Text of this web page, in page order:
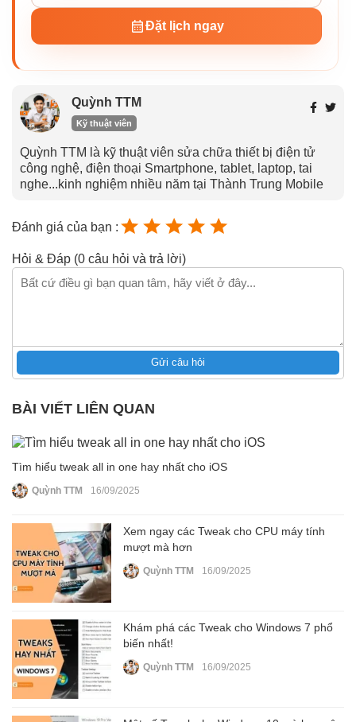
Đặt lịch ngay
Quỳnh TTM
Kỹ thuật viên
Quỳnh TTM là kỹ thuật viên sửa chữa thiết bị điện tử
công nghệ, điện thoại Smartphone, tablet, laptop, tai
nghe...kinh nghiệm nhiều năm tại Thành Trung Mobile
Đánh giá của bạn :
Hỏi & Đáp (0 câu hỏi và trả lời)
Gửi câu hỏi
BÀI VIẾT LIÊN QUAN
Tìm hiểu tweak all in one hay nhất cho iOS
Quỳnh TTM 16/09/2025
Xem ngay các Tweak cho CPU máy tính
mượt mà hơn
Quỳnh TTM 16/09/2025
Khám phá các Tweak cho Windows 7 phổ
biến nhất!
Quỳnh TTM 16/09/2025